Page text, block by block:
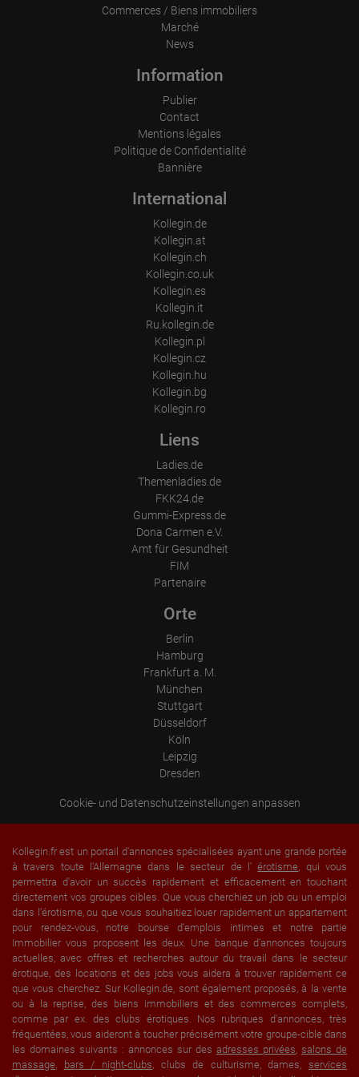
Resolution of the computer
Visitor source (Facebook, search engine, or referring website)
Which files were downloaded?
Which videos were watched?
Where did the visitor go? Did he click on other pages of the
portal or did he leave it completely?
How long did the visitor stay?
Commerces / Biens immobiliers
Marché
News
Information
Publier
Contact
Mentions légales
Politique de Confidentialité
Bannière
International
Kollegin.de
Kollegin.at
Kollegin.ch
Kollegin.co.uk
Kollegin.es
Kollegin.it
Ru.kollegin.de
Kollegin.pl
Kollegin.cz
Kollegin.hu
Kollegin.bg
Kollegin.ro
Liens
Ladies.de
Themenladies.de
FKK24.de
Gummi-Express.de
Dona Carmen e.V.
Amt für Gesundheit
FIM
Partenaire
Orte
Berlin
Hamburg
Frankfurt a. M.
München
Stuttgart
Düsseldorf
Köln
Leipzig
Dresden
Cookie- und Datenschutzeinstellungen anpassen
Kollegin.fr est un portail d'annonces spécialisées ayant une grande portée
à travers toute l'Allemagne dans le secteur de l'érotisme, qui vous
permettra d'avoir un succès rapidement et efficacement en touchant
directement vos groupes cibles. Que vous cherchiez un job ou un emploi
dans l'érotisme, ou que vous souhaitiez louer rapidement un appartement
pour rendez-vous, notre bourse d'emplois intimes et notre partie
Immobilier vous proposent les deux. Une banque d'annonces toujours
actuelles, avec offres et recherches autour du travail dans le secteur
érotique, des locations et des jobs vous aidera à trouver rapidement ce
que vous cherchez. Sur Kollegin.de, sont également proposés, à la vente
ou à la reprise, des biens immobiliers et des commerces complets,
comme par ex. des clubs érotiques. Nos rubriques d'annonces, très
fréquentées, vous aideront à toucher précisément votre groupe-cible dans
les domaines suivants : annonces sur des adresses privées, salons de
massage, bars / night-clubs, clubs de culturisme, dames, services